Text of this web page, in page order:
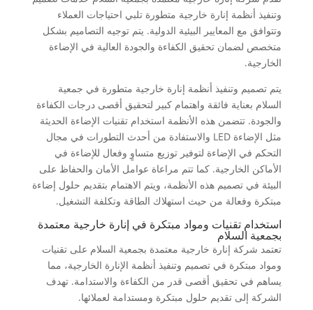
وتنفيذ أنظمة إنارة خارجية متطورة تلبي احتياجات العملاء
وتتوافق مع المعايير البيئية الدولية. يتم توجيه التصاميم بشكل
متخصص لضمان تحقيق الكفاءة والجودة العالية في الإضاءة
الخارجية.
يتم تصميم وتنفيذ أنظمة إنارة خارجية متطورة في جمعية
السلام بعناية فائقة واهتمام كبير لتحقيق أقصى درجات الكفاءة
والجودة. تتضمن هذه الأنظمة استخدام تقنيات الإضاءة الحديثة
مثل الإضاءة LED والاستفادة من أحدث التطورات في مجال
التحكم في الإضاءة لتوفير توزيع متساوٍ وفعال للإضاءة في
الأماكن الخارجية. كما تتم مراعاة عوامل الأمان والحفاظ على
البيئة في تصميم هذه الأنظمة، ويتم الاهتمام بتقديم حلول إضاءة
مبتكرة وفعالة من حيث استهلاك الطاقة وتكلفة التشغيل.
استخدام تقنيات ومواد مبتكرة في إنارة خارجية معتمدة
بجمعية السلام
تعتمد شركة إنارة خارجية معتمدة بجمعية السلام على تقنيات
ومواد مبتكرة في تصميم وتنفيذ أنظمة الإنارة الخارجية، مما
يساهم في تحقيق أقصى قدر من الكفاءة والاستدامة. تهدف
الشركة إلى تقديم حلول مبتكرة ومستدامة لعملائها.